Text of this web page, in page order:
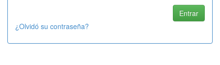
¿Olvidó su contraseña?